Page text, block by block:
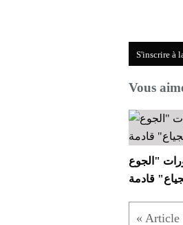
S'inscrire à
Vous
"الجوع